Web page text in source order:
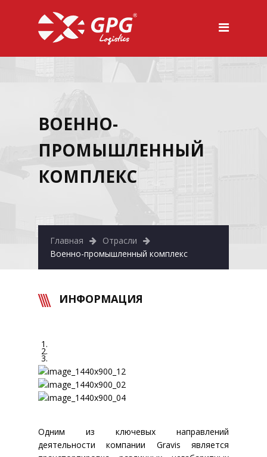
ВОЕННО-
ПРОМЫШЛЕННЫЙ
КОМПЛЕКС
Главная
Отрасли
Военно-промышленный комплекс
ИНФОРМАЦИЯ
Одним из ключевых направлений
деятельности компании Gravis является